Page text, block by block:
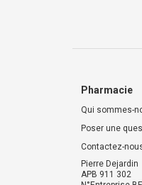
Pharmacie
Qui sommes-
Poser une
Contactez-
Pierre Dejardin
APB 911 302